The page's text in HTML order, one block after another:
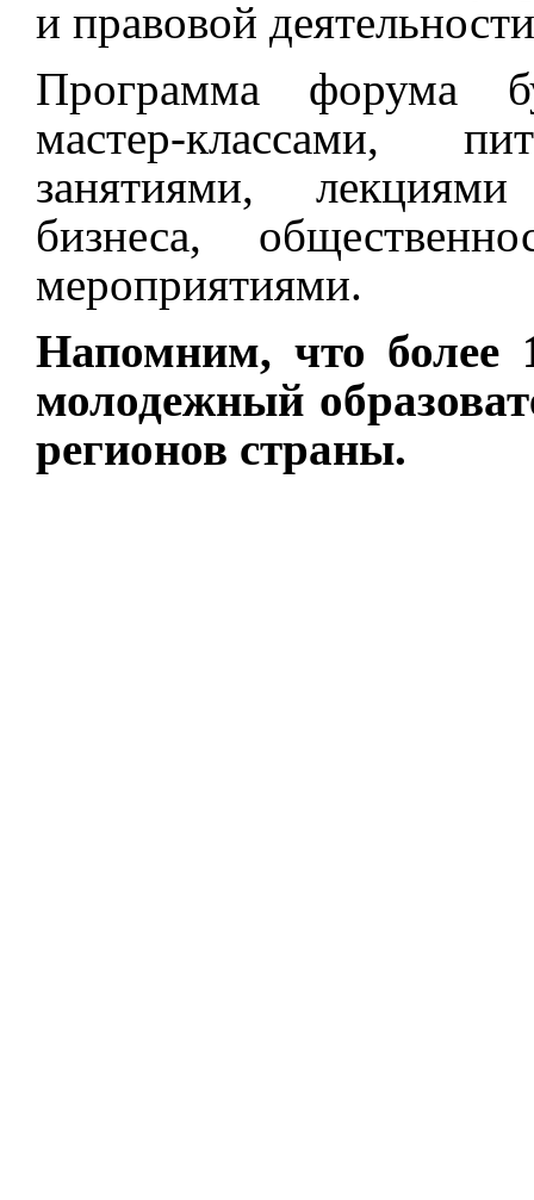
и правовой
Программа форума
мастер-классами,
занятиями, лекциями
бизнеса,
мероприятиями.
Напомним, что более
молодежный
регионов страны.